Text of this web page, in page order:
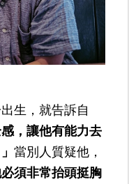
生，就告訴自
，讓他有能力去
當別人質疑他，
必須非常抬頭挺胸